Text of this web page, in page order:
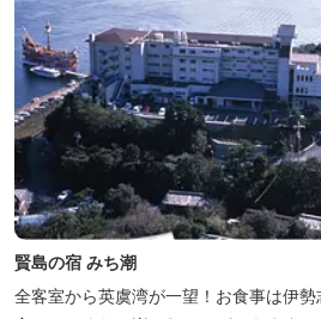
賢島の宿 みち潮
全客室から英虞湾が一望！お食事は伊